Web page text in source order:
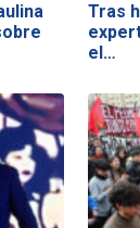
Tras
el…